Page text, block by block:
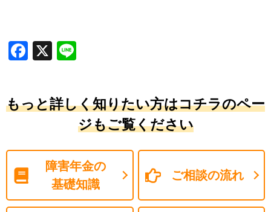
Facebook
X
もっと詳しく知りたい方はコチラのペー
ジもご覧ください
障害年金の
基礎知識
ご相談の流れ